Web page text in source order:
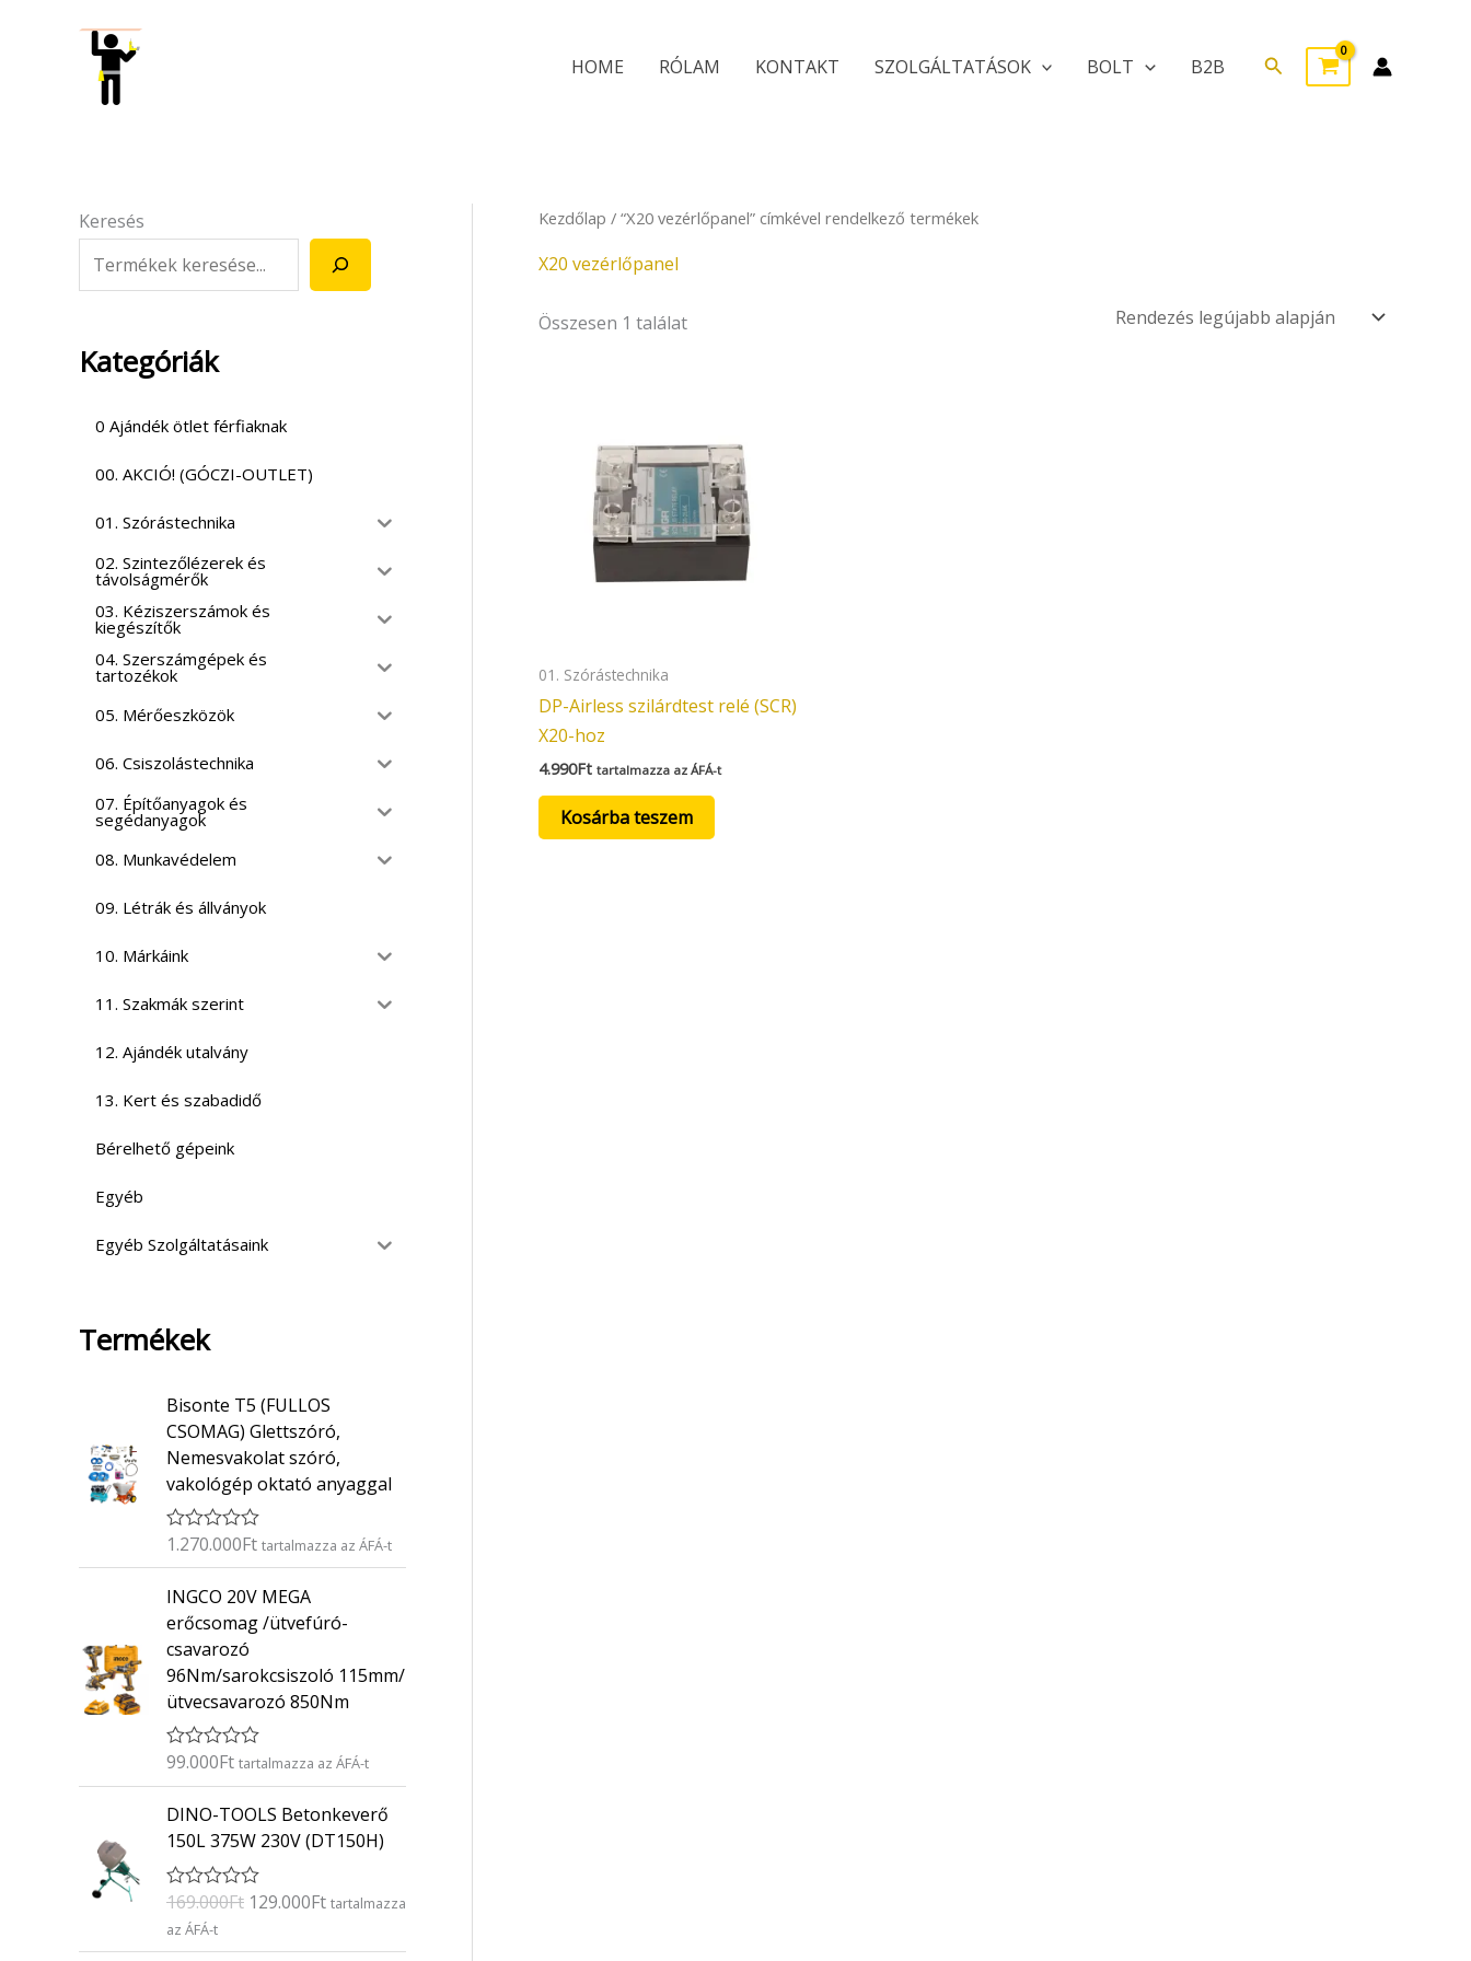
HOME RÓLAM KONTAKT SZOLGÁLTATÁSOK BOLT B2B Search
Keresés
Kategóriák
0 Ajándék ötlet férfiaknak
00. AKCIÓ! (GÓCZI-OUTLET)
01. Szórástechnika
02. Szintezőlézerek és
távolságmérők
03. Kéziszerszámok és
kiegészítők
04. Szerszámgépek és
tartozékok
05. Mérőeszközök
06. Csiszolástechnika
07. Építőanyagok és
segédanyagok
08. Munkavédelem
09. Létrák és állványok
10. Márkáink
11. Szakmák szerint
12. Ajándék utalvány
13. Kert és szabadidő
Bérelhető gépeink
Egyéb
Egyéb Szolgáltatásaink
Termékek
Bisonte T5 (FULLOS
CSOMAG) Glettszóró,
Nemesvakolat szóró,
vakológép oktató anyaggal
É
é
e
l
é
s
:
/
5
1.270.000Ft tartalmazza az ÁFÁ-t
INGCO 20V MEGA
erőcsomag /ütvefúró-
csavarozó
96Nm/sarokcsiszoló 115mm/
ütvecsavarozó 850Nm
É
é
k
e
é
s
0
/
99.000Ft tartalmazza az ÁFÁ-t
DINO-TOOLS Betonkeverő
150L 375W 230V (DT150H)
É
t
é
169.000Ft
O
r
g
129.000Ft
C
u
etartalmazza
az ÁFÁ-t
Kezdőlap / “X20 vezérlőpanel” címkével rendelkező termékek
X20 vezérlőpanel
Összesen 1 találat
01. Szórástechnika
DP-Airless szilárdtest relé (SCR)
X20-hoz
4.990Ft tartalmazza az ÁFÁ-t
Kosárba teszem